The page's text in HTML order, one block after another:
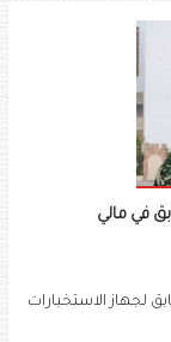
الاستخبارات